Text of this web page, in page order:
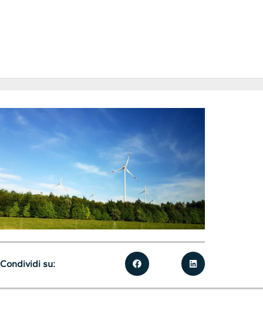
Condividi su: